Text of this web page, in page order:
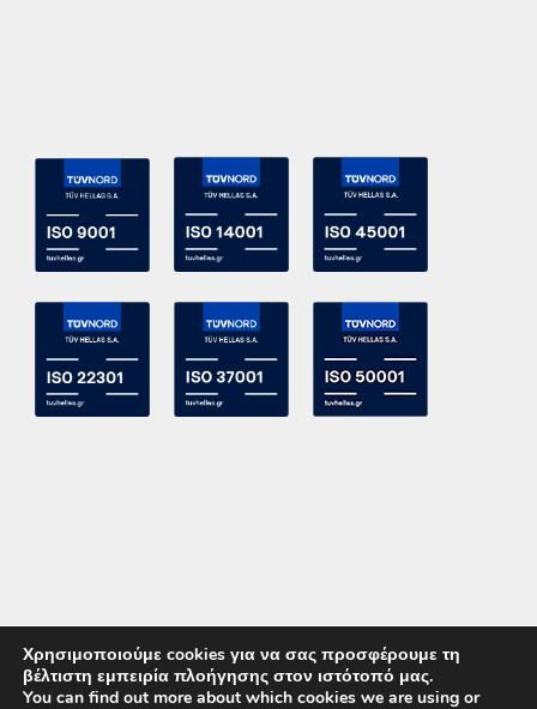
Χρησιμοποιούμε cookies για να σας προσφέρουμε τη
βέλτιστη εμπειρία πλοήγησης στον ιστότοπό μας.
You can find out more about which cookies we are using or